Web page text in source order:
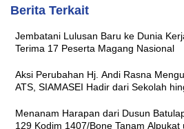
Berita Terkait
Jembatani Lulusan Baru ke Dunia
Terima 17 Peserta Magang Nasional
Aksi Perubahan Hj. Andi Rasna
ATS, SIAMASEI Hadir dari Sekolah
Menanam Harapan dari Dusun
129 Kodim 1407/Bone Tanam Alpukat